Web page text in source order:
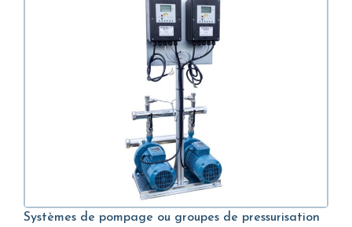
Systèmes de pompage ou groupes de pressurisation